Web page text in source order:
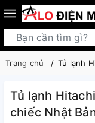
Trang chủ Tủ lạnh
Tủ lạnh
chiếc Nhật